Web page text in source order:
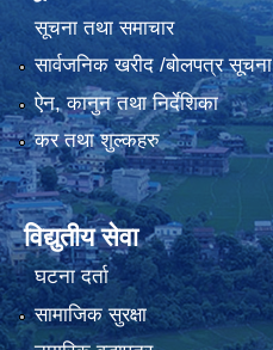
सूचना तथा समाचार
सार्वजनिक खरीद /बोलपत्र सूचना
ऐन, कानुन तथा निर्देशिका
कर तथा शुल्कहरु
विद्युतीय सेवा
घटना दर्ता
सामाजिक सुरक्षा